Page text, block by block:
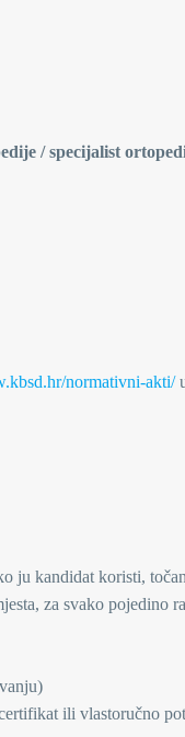
/ specijalist
normativni-akti/
ju kandidat koristi,
za svako pojedino
ili vlastoručno